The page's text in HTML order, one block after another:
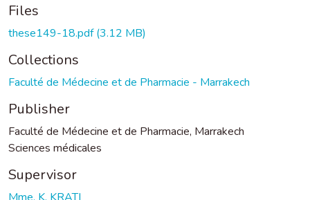
Files
these149-18.pdf(3.12 MB)
Collections
Faculté de Médecine et de Pharmacie - Marrakech
Publisher
Faculté de Médecine et de Pharmacie, Marrakech
Sciences médicales
Supervisor